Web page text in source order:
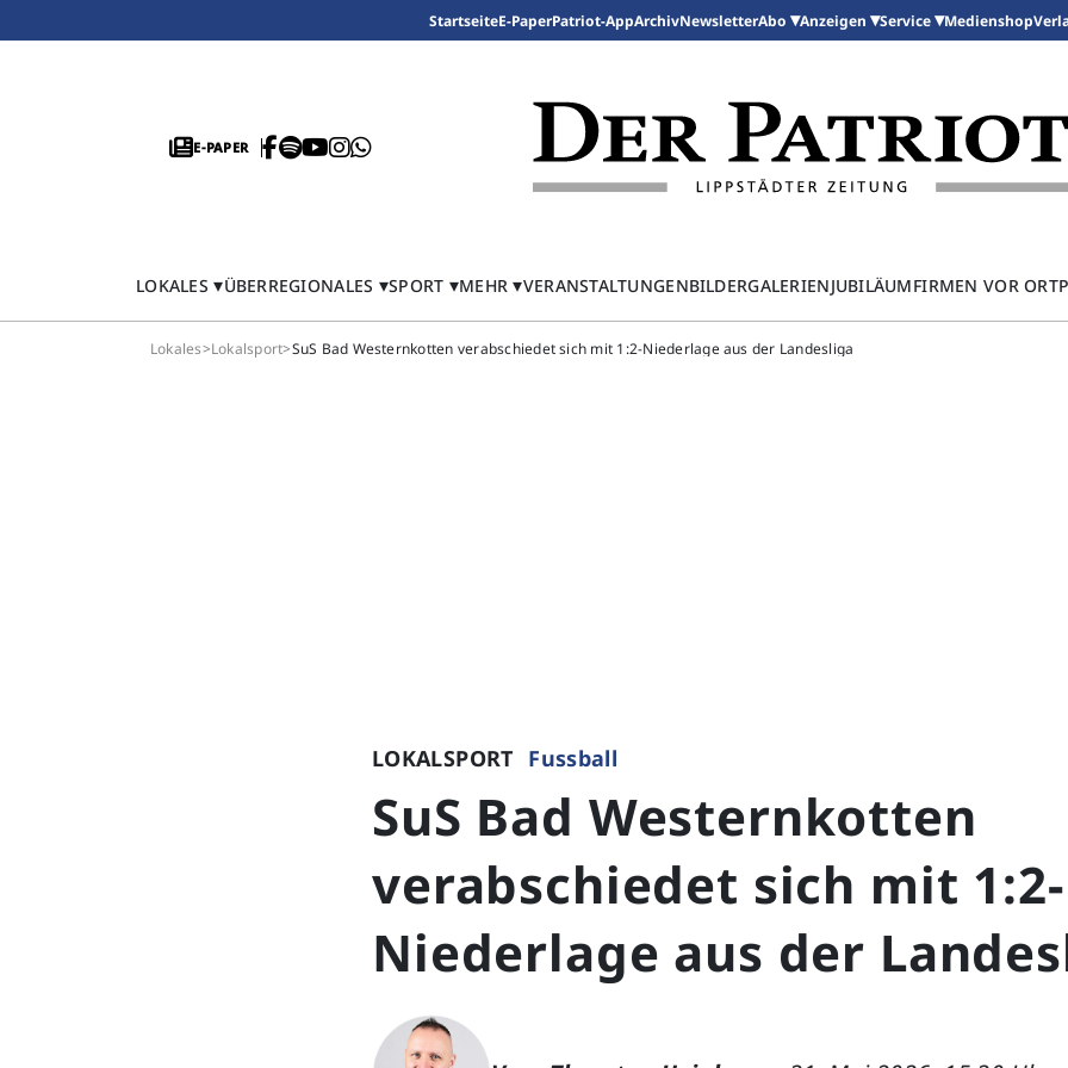
StartseiteE-PaperPatriot-AppArchivNewsletterAbo Anzeigen Service Medienshop
E-PAPER
LOKALES ÜBERREGIONALES SPORT MEHR VERANSTALTUNGENBILDERGALERIENJUBILÄUMFIRMEN VOR ORT
Lokales>Lokalsport>SuS Bad Westernkotten verabschiedet sich mit 1:2-Niederlage aus der Landesliga
LOKALSPORT Fussball
SuS Bad Westernkotten
verabschiedet sich mit 1:2-
Niederlage aus der